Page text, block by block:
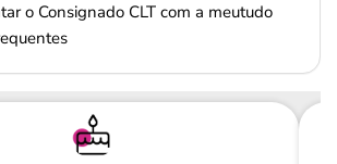
o Consignado CLT com a meutudo